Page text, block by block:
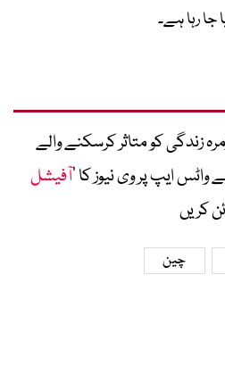
جا رہا ہے۔
زندگی کو متاثر کرسکنے والے
ایپ پر وی نیوز کا ’آفیشل
کریں
چین